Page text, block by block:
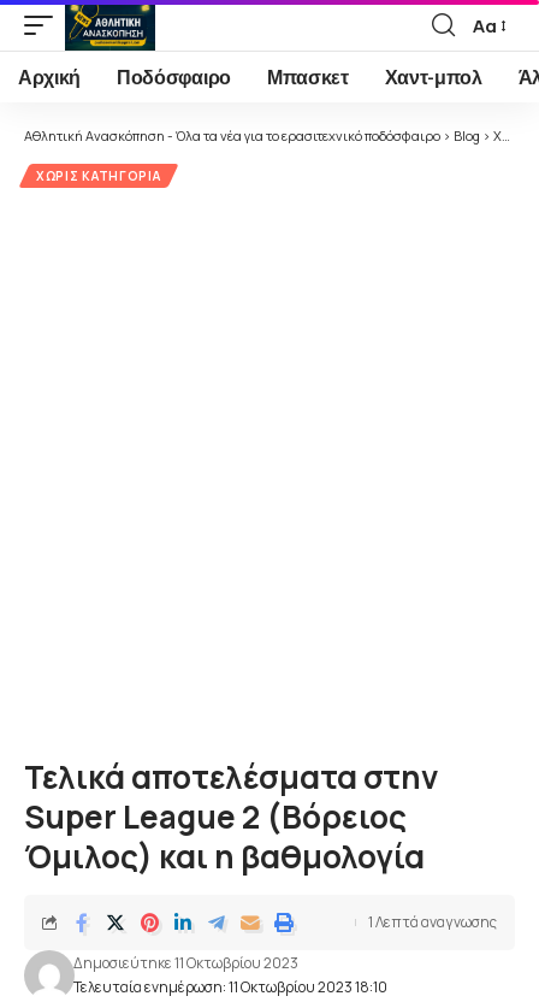
Font
Resizer
Αα
Αρχική Ποδόσφαιρο Μπασκετ Χαντ-μπολ
Αθλητική Ανασκόπηση - Όλα τα νέα για το ερασιτεχνικό ποδόσφαιρο > Blog > Χωρίς κατηγορία
ΧΩΡΊΣ ΚΑΤΗΓΟΡΊΑ
Τελικά αποτελέσματα στην
Super League 2 (Βόρειος
Όμιλος) και η βαθμολογία
Τελευταία ενημέρωση: 11 Οκτωβρίου 2023 18:10
Δημοσιεύτηκε 11 Οκτωβρίου 2023
1 Λεπτά αναγνωσης